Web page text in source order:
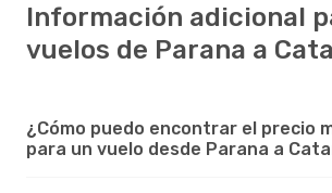
Información adicional
vuelos de Parana a
¿Cómo puedo encontrar el precio
para un vuelo desde Parana a